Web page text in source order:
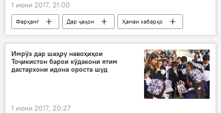
1 июни 2017, 21:00
Фарҳанг Дар ҷаҳон
Ҳамаи хабарҳо
ИМА
писарбачаи тоҷик
афсона
кишвари зебо
Дар Тоҷикистон
Имрӯз дар шаҳру навоҳиҳои
Тоҷикистон барои кӯдакони ятим
дастархони идона ороста шуд
1 июни 2017, 20:27